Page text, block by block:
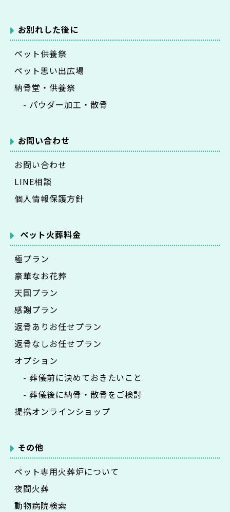
お別れした後に
ペット供養祭
ペット思い出広場
納骨堂・供養祭
- パウダー加工・散骨
お問い合わせ
お問い合わせ
LINE相談
個人情報保護方針
ペット火葬料金
極プラン
豪華なお花葬
天国プラン
感謝プラン
返骨ありお任せプラン
返骨なしお任せプラン
オプション
- 葬儀前に決めておきたいこと
- 葬儀後に納骨・散骨をご検討
提携オンラインショップ
その他
ペット専用火葬炉について
夜間火葬
動物病院検索